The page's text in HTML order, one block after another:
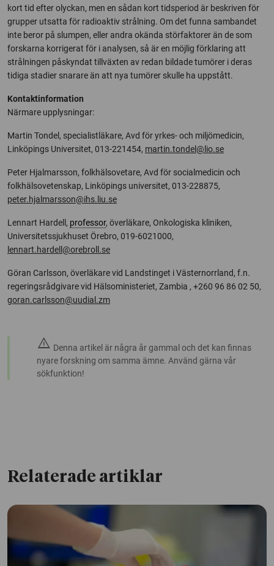
kort tid efter olyckan, men en sådan kort tidsperiod är beskriven för
grupper utsatta för radioaktiv strålning. Om det funna sambandet
inte beror på slumpen, eller andra okända störfaktorer än de som
forskarna korrigerat för i analysen, så är en möjlig förklaring att
strålningen påskyndat tillväxten av redan bildade tumörer i deras
tidiga stadier snarare än att nya tumörer skulle ha uppstått.
Kontaktinformation
Närmare upplysningar:
Martin Tondel, specialistläkare, Avd för yrkes- och miljömedicin,
Linköpings Universitet, 013-221454, martin.tondel@lio.se
Peter Hjalmarsson, folkhälsovetare, Avd för socialmedicin och
folkhälsovetenskap, Linköpings universitet, 013-228875,
peter.hjalmarsson@ihs.liu.se
Lennart Hardell, professor, överläkare, Onkologiska kliniken,
Universitetssjukhuset Örebro, 019-6021000,
lennart.hardell@orebroll.se
Göran Carlsson, överläkare vid Landstinget i Västernorrland, f.n.
regeringsrådgivare vid Hälsoministeriet, Zambia , +260 96 86 02 50,
goran.carlsson@uudial.zm
warning Denna artikel är några år gammal och det kan finnas
nyare forskning om samma ämne. Använd gärna vår
sökfunktion!
Relaterade artiklar